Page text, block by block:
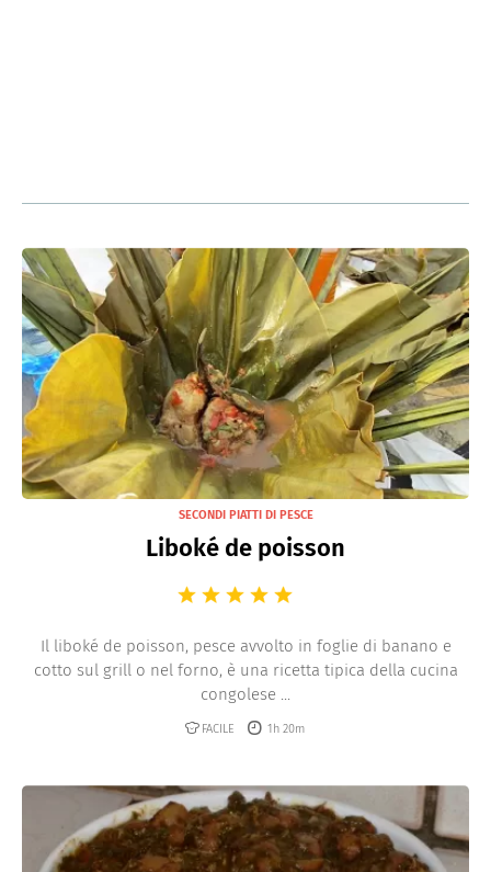
SECONDI PIATTI DI PESCE
Liboké de poisson
Il liboké de poisson, pesce avvolto in foglie di banano e
cotto sul grill o nel forno, è una ricetta tipica della cucina
congolese ...
FACILE 1h 20m